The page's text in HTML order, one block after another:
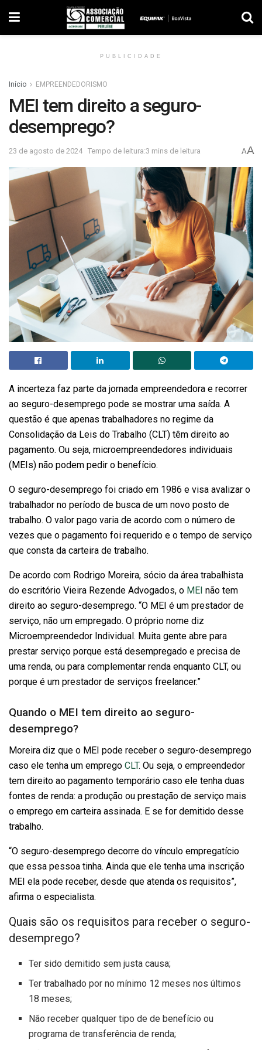
PUBLICIDADE
Início EMPREENDEDORISMO
MEI tem direito a seguro-
desemprego?
23 de agosto de 2024 Tempo de leitura:3 mins de leitura AA
A incerteza faz parte da jornada empreendedora e recorrer
ao seguro-desemprego pode se mostrar uma saída. A
questão é que apenas trabalhadores no regime da
Consolidação da Leis do Trabalho (CLT) têm direito ao
pagamento. Ou seja, microempreendedores individuais
(MEIs) não podem pedir o benefício.
O seguro-desemprego foi criado em 1986 e visa avalizar o
trabalhador no período de busca de um novo posto de
trabalho. O valor pago varia de acordo com o número de
vezes que o pagamento foi requerido e o tempo de serviço
que consta da carteira de trabalho.
De acordo com Rodrigo Moreira, sócio da área trabalhista
do escritório Vieira Rezende Advogados, o MEI não tem
direito ao seguro-desemprego. “O MEI é um prestador de
serviço, não um empregado. O próprio nome diz
Microempreendedor Individual. Muita gente abre para
prestar serviço porque está desempregado e precisa de
uma renda, ou para complementar renda enquanto CLT, ou
porque é um prestador de serviços freelancer.”
Quando o MEI tem direito ao seguro-
desemprego?
Moreira diz que o MEI pode receber o seguro-desemprego
caso ele tenha um emprego CLT. Ou seja, o empreendedor
tem direito ao pagamento temporário caso ele tenha duas
fontes de renda: a produção ou prestação de serviço mais
o emprego em carteira assinada. E se for demitido desse
trabalho.
“O seguro-desemprego decorre do vínculo empregatício
que essa pessoa tinha. Ainda que ele tenha uma inscrição
MEI ela pode receber, desde que atenda os requisitos”,
afirma o especialista.
Quais são os requisitos para receber o seguro-
desemprego?
Ter sido demitido sem justa causa;
Ter trabalhado por no mínimo 12 meses nos últimos
18 meses;
Não receber qualquer tipo de de benefício ou
programa de transferência de renda;